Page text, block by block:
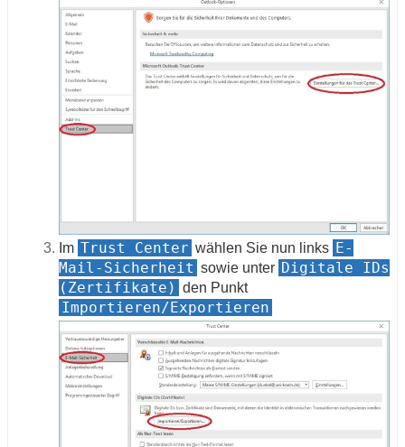
Im Trust Center wählen Sie nun links E-
Mail-Sicherheit sowie unter Digitale IDs
(Zertifikate) den Punkt
Importieren/Exportieren